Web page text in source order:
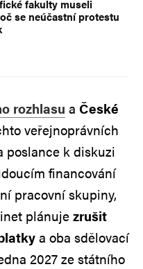
fakulty museli
se neúčastní protestu
rozhlasu a České
veřejnoprávních
poslance k diskuzi
financování
pracovní skupiny,
plánujezrušit
a oba sdělovací
2027 ze státního